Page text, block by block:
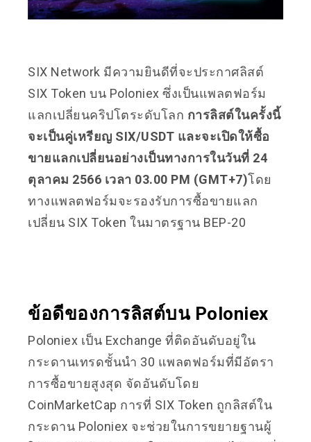
SIX Network มีความยินดีที่จะประกาศลิสต์
SIX Token บน Poloniex ซึ่งเป็นแพลตฟอร์ม
แลกเปลี่ยนคริปโตระดับโลก การลิสต์ในครั้งนี้
จะเป็นคู่เหรียญ SIX/USDT และจะเปิดให้ซื้อ
ขายแลกเปลี่ยนอย่างเป็นทางการในวันที่ 24
ตุลาคม 2566 เวลา 03.00 PM (GMT+7)โดย
ทางแพลตฟอร์มจะรองรับการซื้อขายแลก
เปลี่ยน SIX Token ในมาตรฐาน BEP-20
ข้อดีของการลิสต์บน Poloniex
Poloniex เป็น Exchange ที่ติดอันดับอยู่ใน
กระดานเทรดชั้นนำ 30 แพลตฟอร์มที่มีอัตรา
การซื้อขายสูงสุด จัดอันดับโดย
CoinMarketCap การที่ SIX Token ถูกลิสต์ใน
กระดาน Poloniex จะช่วยในการขยายฐานผู้